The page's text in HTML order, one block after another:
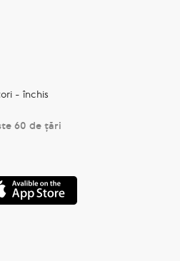
- închis
60 de țări